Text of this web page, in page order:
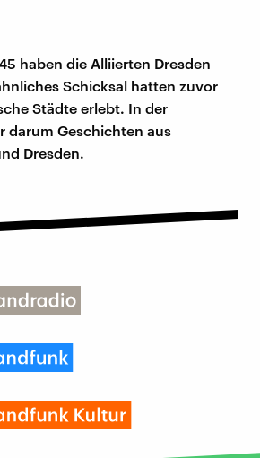
haben die Alliierten Dresden
Schicksal hatten zuvor
Städte erlebt. In der
darum Geschichten aus
Dresden.